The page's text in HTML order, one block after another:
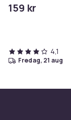
159 kr
4,1
fredag, 21 aug